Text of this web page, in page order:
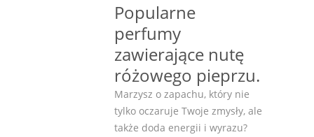
Popularne
perfumy
zawierające nutę
różowego pieprzu.
Marzysz o zapachu, który nie
tylko oczaruje Twoje zmysły, ale
także doda energii i wyrazu?